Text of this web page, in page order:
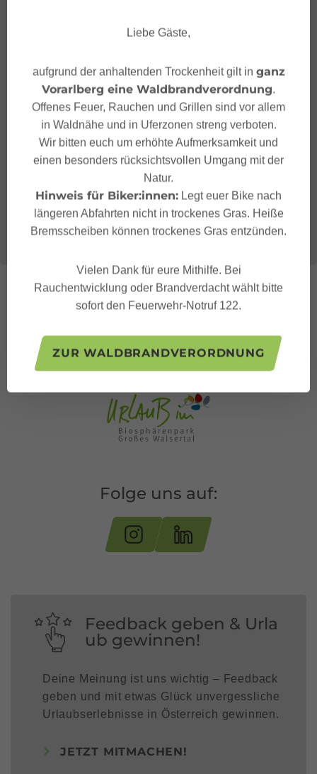
Folge uns auf:
Feedback geben & Urla
ub gewinnen!
Deine Meinung ist uns wichtig – Feedback
geben und mit etwas Glück unvergessliche
Urlaubserlebnisse in Österreich gewinnen.
JETZT MITMACHEN!
Liebe Gäste,
aufgrund der anhaltenden Trockenheit gilt in ganz
Vorarlberg eine Waldbrandverordnung.
Offenes Feuer, Rauchen und Grillen sind vor allem
in Waldnähe und in Uferzonen streng verboten.
Wir bitten euch um erhöhte Aufmerksamkeit und
einen besonders rücksichtsvollen Umgang mit der
Natur.
Hinweis für Biker:innen: Legt euer Bike nach
längeren Abfahrten nicht in trockenes Gras. Heiße
Bremsscheiben können trockenes Gras entzünden.
Vielen Dank für eure Mithilfe. Bei
Rauchentwicklung oder Brandverdacht wählt bitte
sofort den Feuerwehr-Notruf 122.
ZUR WALDBRANDVERORDNUNG